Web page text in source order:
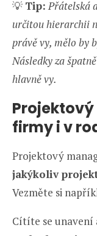
💡 Tip: Přátelská
určitou hierarchii
právě vy, mělo by
Následky za
hlavně vy.
firmy i v
Projektový
jakýkoliv
Vezměte si
Cítíte se